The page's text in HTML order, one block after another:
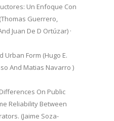
Un Enfoque Con
Guerrero,
Juan De D Ortúzar) ·
Urban Form (Hugo E.
And Matias Navarro )
On Public
Reliability Between
(Jaime Soza-